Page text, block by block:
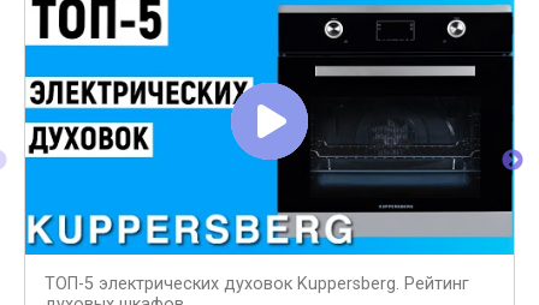
ТОП-5 электрических духовок Kuppersberg. Рейтинг